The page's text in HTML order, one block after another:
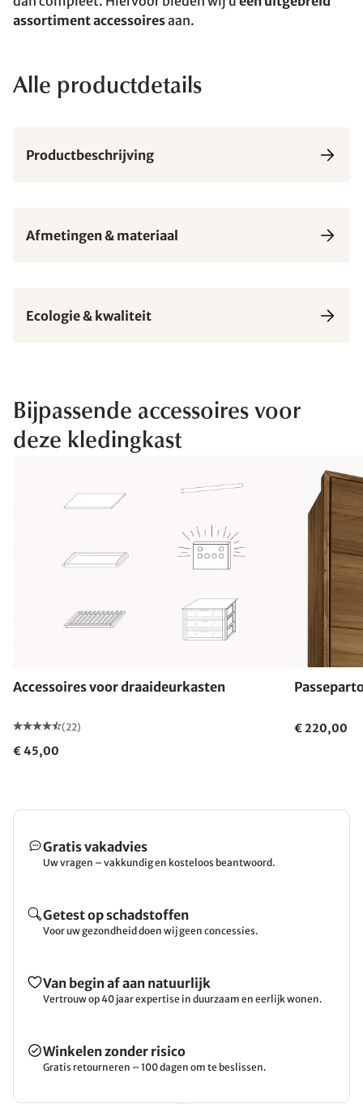
assortiment accessoiresaan.
Alle productdetails
Productbeschrijving
Afmetingen & materiaal
Ecologie & kwaliteit
Bijpassende accessoires voor
deze kledingkast
Accessoires voor draaideurkasten
(22)
€ 45,00
€ 220,00
Gratis vakadvies
Uw vragen – vakkundig en kosteloos beantwoord.
Getest op schadstoffen
Voor uw gezondheid doen wij geen concessies.
Van begin af aan natuurlijk
Vertrouw op 40 jaar expertise in duurzaam en eerlijk wonen.
Winkelen zonder risico
Gratis retourneren – 100 dagen om te beslissen.